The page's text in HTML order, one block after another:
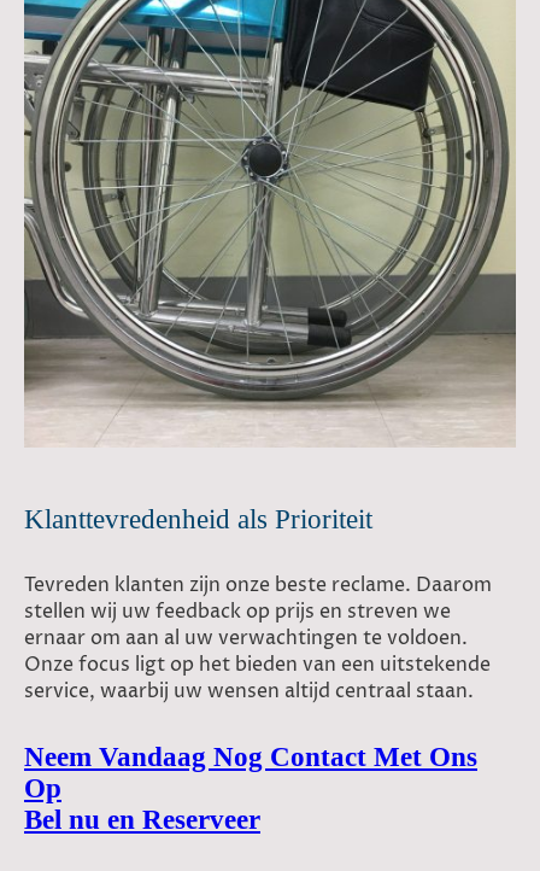
Klanttevredenheid als Prioriteit
Tevreden klanten zijn onze beste reclame. Daarom
stellen wij uw feedback op prijs en streven we
ernaar om aan al uw verwachtingen te voldoen.
Onze focus ligt op het bieden van een uitstekende
service, waarbij uw wensen altijd centraal staan.
Neem Vandaag Nog Contact Met Ons
Op
Bel nu en Reserveer